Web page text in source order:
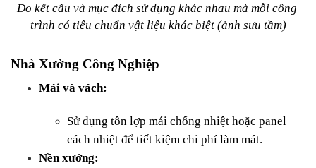
Do kết cấu và mục đích sử dụng khác nhau mà mỗi công
trình có tiêu chuẩn vật liệu khác biệt (ảnh sưu tầm)
Nhà Xưởng Công Nghiệp
Mái và vách:
Sử dụng tôn lợp mái chống nhiệt hoặc panel
cách nhiệt để tiết kiệm chi phí làm mát.
Nền xưởng: